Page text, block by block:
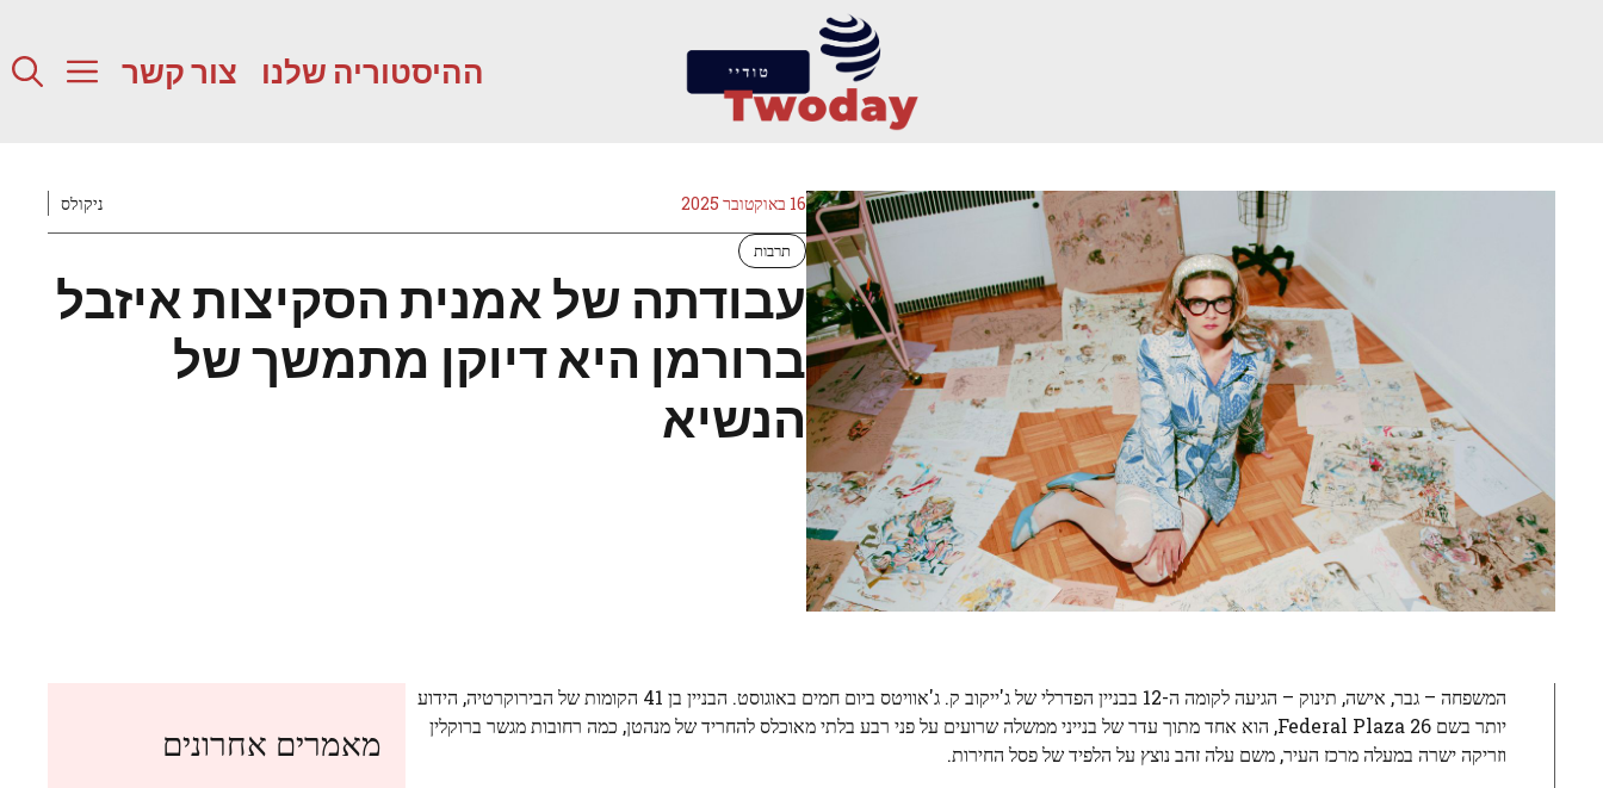
ההיסטוריה שלנו צור קשר
16 באוקטובר 2025 ניקולס
תרבות
עבודתה של אמנית הסקיצות איזבל
ברורמן היא דיוקן מתמשך של
הנשיא
המשפחה – גבר, אישה, תינוק – הגיעה לקומה ה-12 בבניין הפדרלי של ג'ייקוב ק. ג'אוויטס ביום חמים באוגוסט. הבניין בן 41 הקומות של הבירוקרטיה, הידוע
יותר בשם 26 Federal Plaza, הוא אחד מתוך עדר של בנייני ממשלה שרועים על פני רבע בלתי מאוכלס להחריד של מנהטן, כמה רחובות מגשר ברוקלין
וזריקה ישרה במעלה מרכז העיר, משם עלה זהב נוצץ על הלפיד של פסל החירות.
מאמרים אחרונים